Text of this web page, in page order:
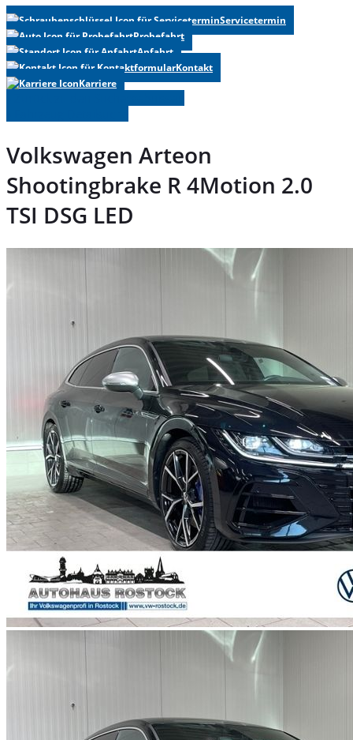
Servicetermin
Probefahrt
Anfahrt
Kontakt
Karriere
Volkswagen Arteon
Shootingbrake R 4Motion 2.0
TSI DSG LED